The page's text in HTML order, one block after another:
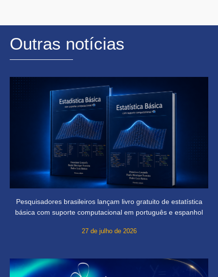
Outras notícias
Pesquisadores brasileiros lançam livro gratuito de estatística
básica com suporte computacional em português e espanhol
27 de julho de 2026